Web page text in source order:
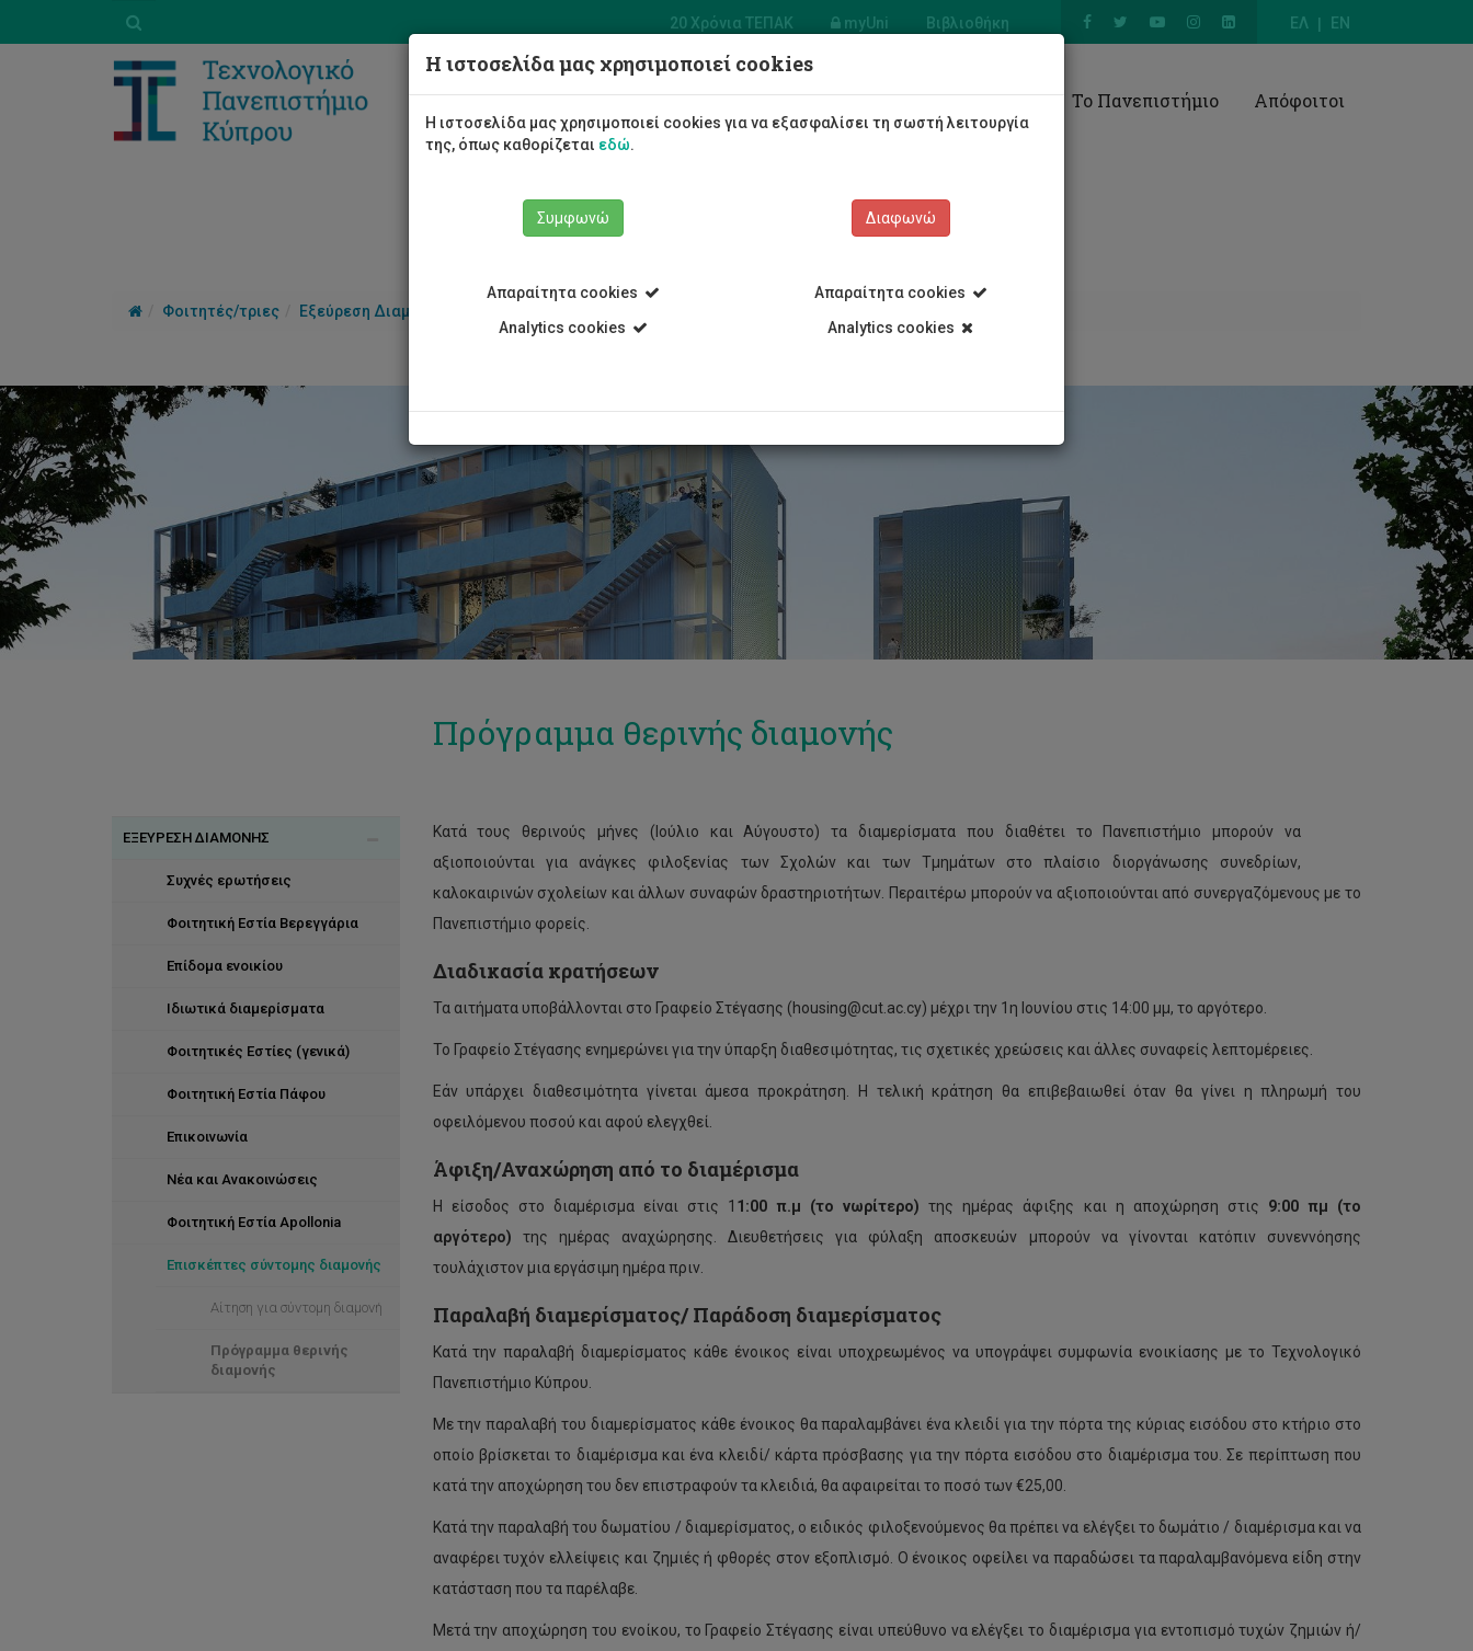
ΕΛ EN
20 Χρόνια ΤΕΠΑΚ myUni Βιβλιοθήκη
Φοιτητές/τριες Σπουδές Έρευνα Το Πανεπιστήμιο Απόφοιτοι
Φοιτητές/τριες Εξεύρεση Διαμονής
ΕΞΕΥΡΕΣΗ ΔΙΑΜΟΝΗΣ
Συχνές ερωτήσεις
Φοιτητική Εστία Βερεγγάρια
Επίδομα ενοικίου
Ιδιωτικά διαμερίσματα
Φοιτητικές Εστίες (γενικά)
Φοιτητική Εστία Πάφου
Επικοινωνία
Νέα και Ανακοινώσεις
Φοιτητική Εστία Apollonia
Επισκέπτες σύντομης διαμονής
Αίτηση για σύντομη διαμονή
Πρόγραμμα θερινής
διαμονής
Πρόγραμμα θερινής διαμονής
Κατά τους θερινούς μήνες (Ιούλιο και Αύγουστο) τα διαμερίσματα που διαθέτει το Πανεπιστήμιο μπορούν να
αξιοποιούνται για ανάγκες φιλοξενίας των Σχολών και των Τμημάτων στο πλαίσιο διοργάνωσης συνεδρίων,
καλοκαιρινών σχολείων και άλλων συναφών δραστηριοτήτων. Περαιτέρω μπορούν να αξιοποιούνται από συνεργαζόμενους με το
Πανεπιστήμιο φορείς.
Διαδικασία κρατήσεων
Τα αιτήματα υποβάλλονται στο Γραφείο Στέγασης (housing@cut.ac.cy) μέχρι την 1η Ιουνίου στις 14:00 μμ, το αργότερο.
Το Γραφείο Στέγασης ενημερώνει για την ύπαρξη διαθεσιμότητας, τις σχετικές χρεώσεις και άλλες συναφείς λεπτομέρειες.
Εάν υπάρχει διαθεσιμότητα γίνεται άμεσα προκράτηση. Η τελική κράτηση θα επιβεβαιωθεί όταν θα γίνει η πληρωμή του
οφειλόμενου ποσού και αφού ελεγχθεί.
Άφιξη/Αναχώρηση από το διαμέρισμα
Η είσοδος στο διαμέρισμα είναι στις 1 1:00 π.μ (το νωρίτερο)της ημέρας άφιξης και η αποχώρηση στις 9:00 πμ (το
αργότερο) της ημέρας αναχώρησης. Διευθετήσεις για φύλαξη αποσκευών μπορούν να γίνονται κατόπιν συνεννόησης
τουλάχιστον μια εργάσιμη ημέρα πριν.
Παραλαβή διαμερίσματος/ Παράδοση διαμερίσματος
Κατά την παραλαβή διαμερίσματος κάθε ένοικος είναι υποχρεωμένος να υπογράψει συμφωνία ενοικίασης με το Τεχνολογικό
Πανεπιστήμιο Κύπρου.
Με την παραλαβή του διαμερίσματος κάθε ένοικος θα παραλαμβάνει ένα κλειδί για την πόρτα της κύριας εισόδου στο κτήριο στο
οποίο βρίσκεται το διαμέρισμα και ένα κλειδί/ κάρτα πρόσβασης για την πόρτα εισόδου στο διαμέρισμα του. Σε περίπτωση που
κατά την αποχώρηση του δεν επιστραφούν τα κλειδιά, θα αφαιρείται το ποσό των €25,00.
Κατά την παραλαβή του δωματίου / διαμερίσματος, ο ειδικός φιλοξενούμενος θα πρέπει να ελέγξει το δωμάτιο / διαμέρισμα και να
αναφέρει τυχόν ελλείψεις και ζημιές ή φθορές στον εξοπλισμό. Ο ένοικος οφείλει να παραδώσει τα παραλαμβανόμενα είδη στην
κατάσταση που τα παρέλαβε.
Μετά την αποχώρηση του ενοίκου, το Γραφείο Στέγασης είναι υπεύθυνο να ελέγξει το διαμέρισμα για εντοπισμό τυχών ζημιών ή/
Η ιστοσελίδα μας χρησιμοποιεί cookies
Η ιστοσελίδα μας χρησιμοποιεί cookies για να εξασφαλίσει τη σωστή λειτουργία
της, όπως καθορίζεται εδώ.
Συμφωνώ
Απαραίτητα cookies
Analytics cookies
Διαφωνώ
Απαραίτητα cookies
Analytics cookies